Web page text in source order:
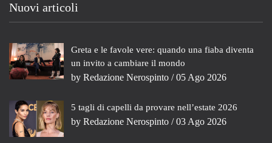
Nuovi articoli
Greta e le favole vere: quando una fiaba diventa
un invito a cambiare il mondo
by Redazione Nerospinto / 05 Ago 2026
5 tagli di capelli da provare nell’estate 2026
by Redazione Nerospinto / 03 Ago 2026